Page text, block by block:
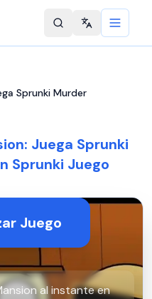
Change
Sprunki Murder
Juega Sprunki
Sprunki Juego
Juego
al instante en